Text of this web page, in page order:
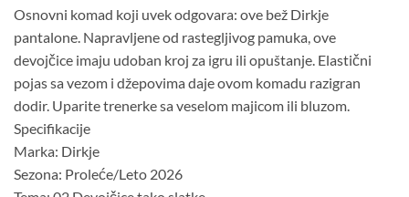
Osnovni komad koji uvek odgovara: ove bež Dirkje
pantalone. Napravljene od rastegljivog pamuka, ove
devojčice imaju udoban kroj za igru ili opuštanje. Elastični
pojas sa vezom i džepovima daje ovom komadu razigran
dodir. Uparite trenerke sa veselom majicom ili bluzom.
Specifikacije
Marka: Dirkje
Sezona: Proleće/Leto 2026